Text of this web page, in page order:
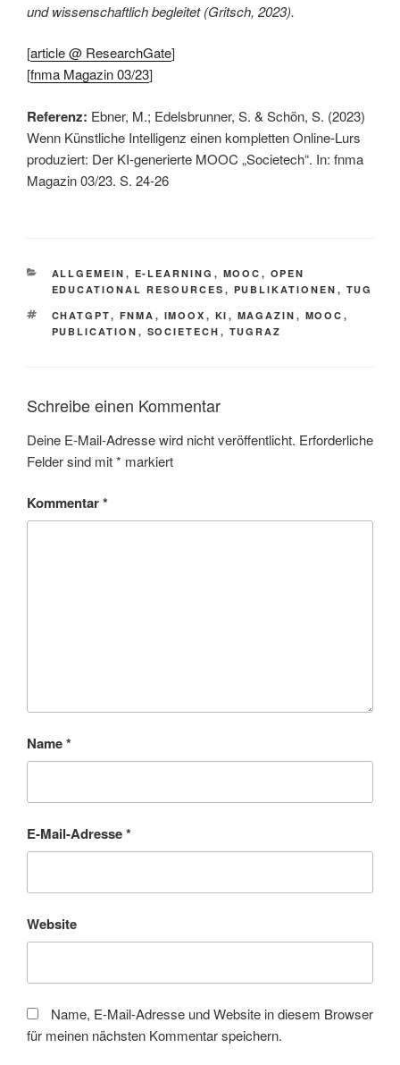
und wissenschaftlich begleitet (Gritsch, 2023).
[article @ ResearchGate]
[fnma Magazin 03/23]
Referenz: Ebner, M.; Edelsbrunner, S. & Schön, S. (2023)
Wenn Künstliche Intelligenz einen kompletten Online-Lurs
produziert: Der KI-generierte MOOC „Societech“. In: fnma
Magazin 03/23. S. 24-26
KATEGORIEN
ALLGEMEIN , E-LEARNING , MOOC , OPEN
EDUCATIONAL RESOURCES , PUBLIKATIONEN , TUG
SCHLAGWÖRTER
CHATGPT, FNMA , IMOOX , KI , MAGAZIN , MOOC ,
PUBLICATION , SOCIETECH , TUGRAZ
Schreibe einen Kommentar
Deine E-Mail-Adresse wird nicht veröffentlicht. Erforderliche
Felder sind mit* markiert
Kommentar*
Name*
E-Mail-Adresse*
Website
Name, E-Mail-Adresse und Website in diesem Browser
für meinen nächsten Kommentar speichern.